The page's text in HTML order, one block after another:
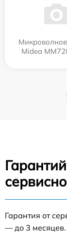
Midea
Гарантия от
— до 3 месяцев.